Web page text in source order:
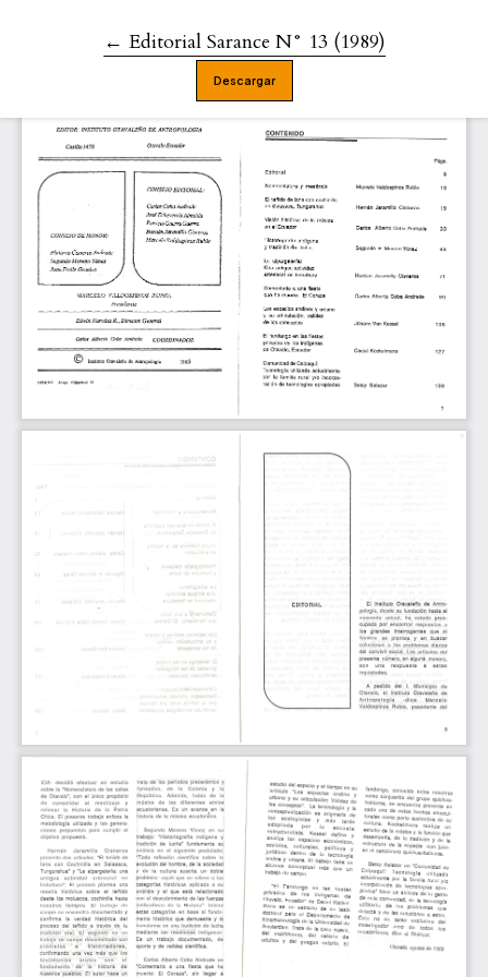
← Volver a los detalles del artículo
Editorial Sarance N° 13 (1989)
Descargar